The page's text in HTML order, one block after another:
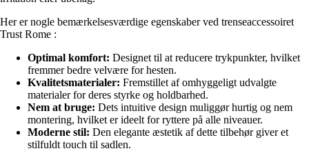
Her er nogle bemærkelsesværdige egenskaber ved trenseaccessoiret
Trust Rome :
Optimal komfort: Designet til at reducere trykpunkter, hvilket
fremmer bedre velvære for hesten.
Kvalitetsmaterialer: Fremstillet af omhyggeligt udvalgte
materialer for deres styrke og holdbarhed.
Nem at bruge: Dets intuitive design muliggør hurtig og nem
montering, hvilket er ideelt for ryttere på alle niveauer.
Moderne stil: Den elegante æstetik af dette tilbehør giver et
stilfuldt touch til sadlen.